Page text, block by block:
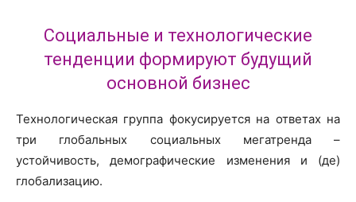
Социальные и технологические
тенденции формируют будущий
основной бизнес
Технологическая группа фокусируется на ответах на
три глобальных социальных мегатренда –
устойчивость, демографические изменения и (де)
глобализацию.